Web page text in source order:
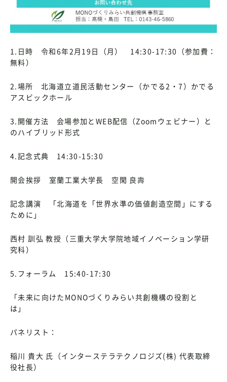
1.日時 令和6年2月19日（月） 14:30-17:30（参加費：
無料）
2.場所 北海道立道民活動センター（かでる2・7）かでる
アスビックホール
3.開催方法 会場参加とWEB配信（Zoomウェビナー）と
のハイブリッド形式
4.記念式典 14:30-15:30
開会挨拶 室蘭工業大学長 空閑 良壽
記念講演 「北海道を「世界水準の価値創造空間」にする
ために」
西村 訓弘 教授（三重大学大学院地域イノベーション学研
究科）
5.フォーラム 15:40-17:30
「未来に向けたMONOづくりみらい共創機構の役割と
は」
パネリスト：
稲川 貴大 氏（インターステラテクノロジズ(株) 代表取締
役社長）